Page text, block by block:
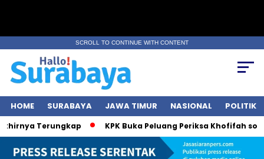
SCROLL TO CONTINUE WITH CONTENT
HOME SURABAYA JAWA TIMUR NASIONAL POLITIK
Terungkap KPK Buka Peluang Periksa Khofifah soal